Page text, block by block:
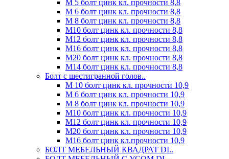
М 5 болт цинк кл. прочности 8,8
М 6 болт цинк кл. прочности 8,8
М 8 болт цинк кл. прочности 8,8
М10 болт цинк кл. прочности 8,8
М12 болт цинк кл. прочности 8,8
М16 болт цинк кл. прочности 8,8
М20 болт цинк кл. прочности 8,8
М14 болт цинк кл. прочности 8,8
Болт с шестигранной голов..
М 10 болт цинк кл. прочности 10,9
М 6 болт цинк кл. прочности 10,9
М 8 болт цинк кл. прочности 10,9
М10 болт цинк кл. прочности 10,9
М12 болт цинк кл. прочности 10,9
М20 болт цинк кл. прочности 10,9
М16 болт цинк кл.прочности 10,9
БОЛТ МЕБЕЛЬНЫЙ КВАДРАТ DI..